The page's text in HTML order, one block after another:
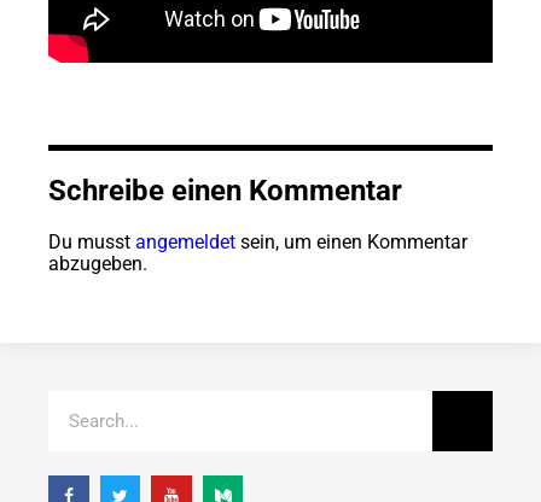
Schreibe einen Kommentar
Du musst angemeldet sein, um einen Kommentar
abzugeben.